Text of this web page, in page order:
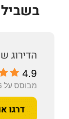
4.9
מבוסס על 196 ביקורות